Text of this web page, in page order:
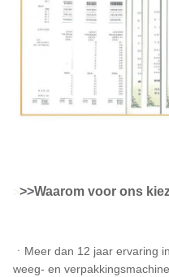
>>>Waarom voor ons
ㆍMeer dan 12 jaar ervaring
weeg- en